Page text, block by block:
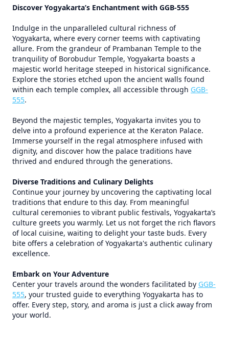
Discover Yogyakarta’s Enchantment with GGB-555
Indulge in the unparalleled cultural richness of
Yogyakarta, where every corner teems with captivating
allure. From the grandeur of Prambanan Temple to the
tranquility of Borobudur Temple, Yogyakarta boasts a
majestic world heritage steeped in historical significance.
Explore the stories etched upon the ancient walls found
within each temple complex, all accessible through GGB-
555.
Beyond the majestic temples, Yogyakarta invites you to
delve into a profound experience at the Keraton Palace.
Immerse yourself in the regal atmosphere infused with
dignity, and discover how the palace traditions have
thrived and endured through the generations.
Diverse Traditions and Culinary Delights
Continue your journey by uncovering the captivating local
traditions that endure to this day. From meaningful
cultural ceremonies to vibrant public festivals, Yogyakarta’s
culture greets you warmly. Let us not forget the rich flavors
of local cuisine, waiting to delight your taste buds. Every
bite offers a celebration of Yogyakarta's authentic culinary
excellence.
Embark on Your Adventure
Center your travels around the wonders facilitated by GGB-
555, your trusted guide to everything Yogyakarta has to
offer. Every step, story, and aroma is just a click away from
your world.